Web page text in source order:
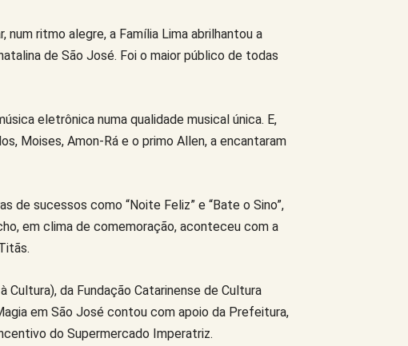
ritmo alegre, a Família Lima abrilhantou a
de São José. Foi o maior público de todas
eletrônica numa qualidade musical única. E,
Moises, Amon-Rá e o primo Allen, a encantaram
de sucessos como “Noite Feliz” e “Bate o Sino”,
em clima de comemoração, aconteceu com a
da Fundação Catarinense de Cultura
em São José contou com apoio da Prefeitura,
do Supermercado Imperatriz.